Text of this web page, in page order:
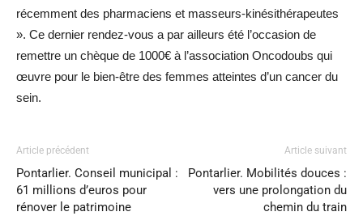
récemment des pharmaciens et masseurs-kinésithérapeutes
». Ce dernier rendez-vous a par ailleurs été l’occasion de
remettre un chèque de 1000€ à l’association Oncodoubs qui
œuvre pour le bien-être des femmes atteintes d’un cancer du
sein.
Article précédent
Pontarlier. Conseil municipal :
61 millions d’euros pour
rénover le patrimoine
Article suivant
Pontarlier. Mobilités douces :
vers une prolongation du
chemin du train